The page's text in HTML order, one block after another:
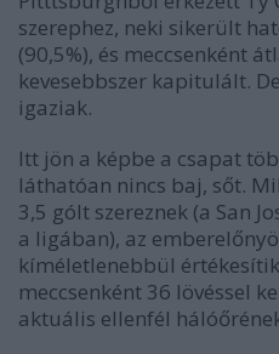
szerephez, neki sikerült
(90,5%), és meccsenként
kevesebbszer kapitulált.
igaziak.
Itt jön a képbe a csapat
láthatóan nincs baj, sőt.
3,5 gólt szereznek (a San
a ligában), az
kíméletlenebbül
meccsenként 36 lövéssel
aktuális ellenfél